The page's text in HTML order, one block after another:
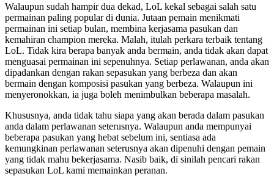
Walaupun sudah hampir dua dekad, LoL kekal sebagai salah satu
permainan paling popular di dunia. Jutaan pemain menikmati
permainan ini setiap bulan, membina kerjasama pasukan dan
kemahiran champion mereka. Malah, itulah perkara terbaik tentang
LoL. Tidak kira berapa banyak anda bermain, anda tidak akan dapat
menguasai permainan ini sepenuhnya. Setiap perlawanan, anda akan
dipadankan dengan rakan sepasukan yang berbeza dan akan
bermain dengan komposisi pasukan yang berbeza. Walaupun ini
menyeronokkan, ia juga boleh menimbulkan beberapa masalah.
Khususnya, anda tidak tahu siapa yang akan berada dalam pasukan
anda dalam perlawanan seterusnya. Walaupun anda mempunyai
beberapa pasukan yang hebat sebelum ini, sentiasa ada
kemungkinan perlawanan seterusnya akan dipenuhi dengan pemain
yang tidak mahu bekerjasama. Nasib baik, di sinilah pencari rakan
sepasukan LoL kami memainkan peranan.